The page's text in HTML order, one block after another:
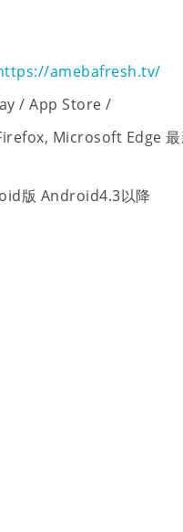
amebafresh.tv/
/ App Store /
Microsoft Edge
Android4.3以降